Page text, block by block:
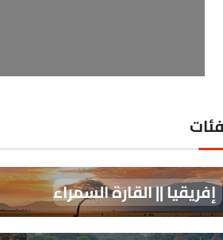
إفريقيا || القارة السمراء